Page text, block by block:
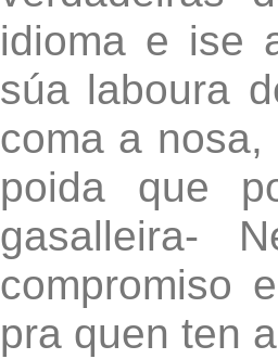
idioma e ise
súa laboura
coma a
poida que
gasalleira-
compromiso
pra quen ten